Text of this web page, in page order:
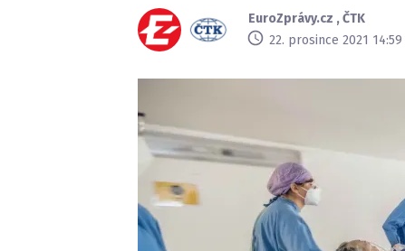
EuroZprávy.cz ,ČTK
22. prosince 2021 14:59